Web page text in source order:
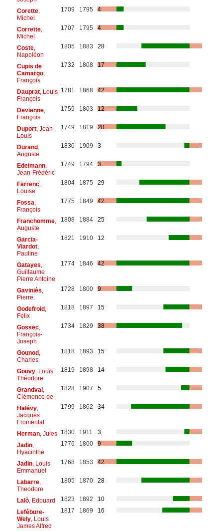
Corette,
Michel
1709 1795 4
Corrette,
Michel
1707 1795 4
Coste,
Napoléon
1805 1883 28
Cupis de
Camargo,
François
1732 1808 17
Dauprat, Louis
François
1781 1868 42
Devienne,
François
1759 1803 12
Duport, Jean-
Louis
1749 1819 28
Durand,
Auguste
1830 1909 3
Edelmann,
Jean-Frédéric
1749 1794 3
Farrenc,
Louise
1804 1875 29
Fossa
François
1775 1849 42
Franchomme,
Auguste
1808 1884 25
Garcia-
Viardot,
Pauline
1821 1910 12
Gatayes
Guillaume
Pierre Antoine
1774 1846 42
Gaviniès
Pierre
1728 1800 9
Godefroid,
Felix
1818 1897 15
Gossec,
François-
Joseph
1734 1829 38
Gounod,
Charles
1818 1893 15
Gouvy, Louis
Théodore
1819 1898 14
Grandval,
Clémence de
1828 1907 5
Halévy,
Jacques
Fromental
1799 1862 34
Herman, Jules 1830 1911
3
Jadin,
Hyacinthe
1776 1800 9
Jadin, Louis
Emmanuel
1768 1853 42
Labarre,
Theodore
1805 1870 28
Lalò, Edouard 1823 1892
10
Lefébure-
Wely, Louis
James Alfred
1817 1869 16